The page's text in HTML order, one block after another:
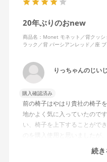
20年ぶりのおnew
商品名：Monet モネット／背クッ
ラック／背 パーシアンレッド／座
りっちゃんのじいじ
購入確認済み
前の椅子はやはり貴社の椅子
地かよく気に入っていたので
い、椅子を上下することがで
のを購入使用と思いましたが
MonEtを購入しました。やや
になじんでくるのではと思っ
続